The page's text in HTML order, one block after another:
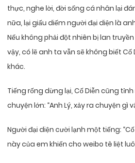
thực, nghe lời, đời sống cá nhân lại
nữa, lại giấu diếm người đại diện là
Nếu không phải đột nhiên bị lan
vậy, có lẽ anh ta vẫn sẽ không biết
khác.
Tiếng rống dừng lại, Cố Diễn cũng
chuyện lớn: “Anh Lý, xảy ra chuyện gì
Người đại diện cười lạnh một tiếng:
này của em khiến cho weibo tê liệt